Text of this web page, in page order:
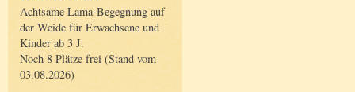
Achtsame Lama-Begegnung auf
der Weide für Erwachsene und
Kinder ab 3 J.
Noch 8 Plätze frei (Stand vom
03.08.2026)